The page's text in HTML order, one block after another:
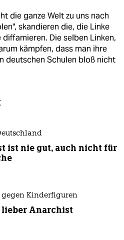
die ganze Welt zu uns nach
skandieren die, die Linke
diffamieren. Die selben Linken,
kämpfen, dass man ihre
deutschen Schulen bloß nicht
ist nie gut, auch nicht für
gegen Kinderfiguren
lieber Anarchist